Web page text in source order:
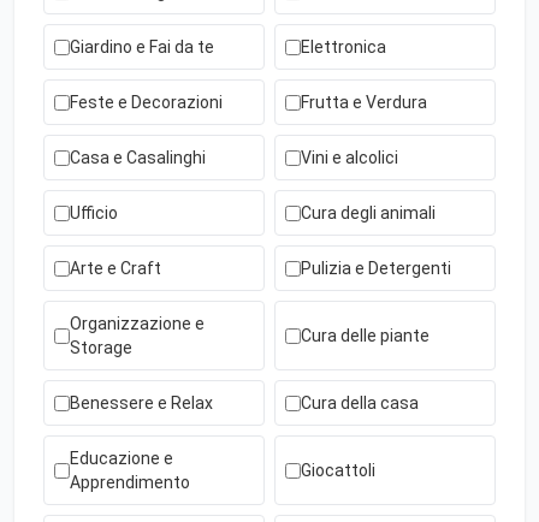
Giardino e Fai da te Elettronica
Feste e Decorazioni Frutta e Verdura
Casa e Casalinghi Vini e alcolici
Ufficio Cura degli animali
Arte e Craft Pulizia e Detergenti
Organizzazione e
Storage
Cura delle piante
Benessere e Relax Cura della casa
Educazione e
Apprendimento
Giocattoli